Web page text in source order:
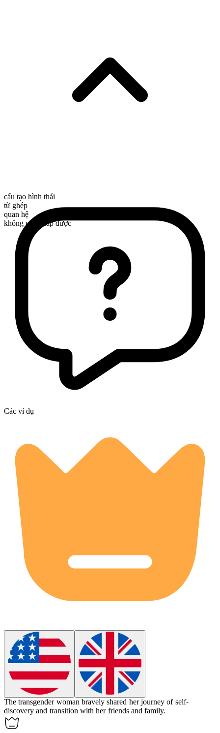
cấu tạo hình thái
từ ghép
quan hệ
không phân cấp được
Các ví dụ
The transgender woman bravely shared her journey of self-
discovery and transition with her friends and family.